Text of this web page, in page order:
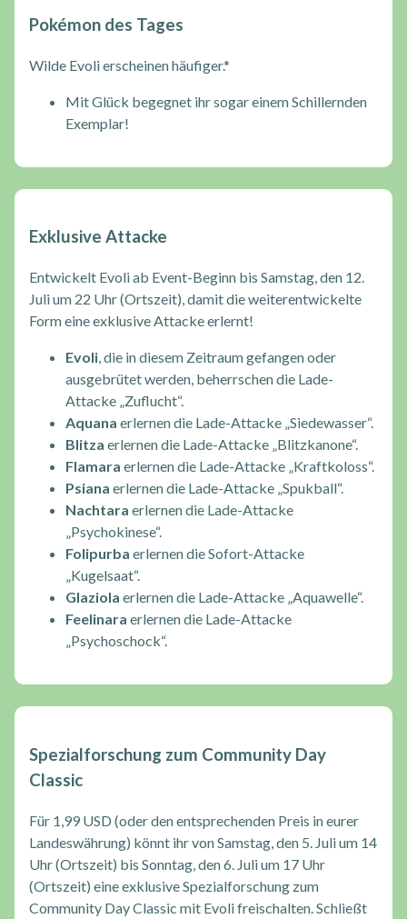
Pokémon des Tages
Wilde Evoli erscheinen häufiger.*
Mit Glück begegnet ihr sogar einem Schillernden
Exemplar!
Exklusive Attacke
Entwickelt Evoli ab Event-Beginn bis Samstag, den 12.
Juli um 22 Uhr (Ortszeit), damit die weiterentwickelte
Form eine exklusive Attacke erlernt!
Evoli, die in diesem Zeitraum gefangen oder
ausgebrütet werden, beherrschen die Lade-
Attacke „Zuflucht“.
Aquana erlernen die Lade-Attacke „Siedewasser“.
Blitza erlernen die Lade-Attacke „Blitzkanone“.
Flamara erlernen die Lade-Attacke „Kraftkoloss“.
Psiana erlernen die Lade-Attacke „Spukball“.
Nachtara erlernen die Lade-Attacke
„Psychokinese“.
Folipurba erlernen die Sofort-Attacke
„Kugelsaat“.
Glaziola erlernen die Lade-Attacke „Aquawelle“.
Feelinara erlernen die Lade-Attacke
„Psychoschock“.
Spezialforschung zum Community Day
Classic
Für 1,99 USD (oder den entsprechenden Preis in eurer
Landeswährung) könnt ihr von Samstag, den 5. Juli um 14
Uhr (Ortszeit) bis Sonntag, den 6. Juli um 17 Uhr
(Ortszeit) eine exklusive Spezialforschung zum
Community Day Classic mit Evoli freischalten. Schließt